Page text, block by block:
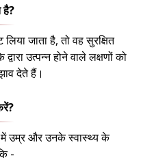
है?
जाता है, तो वह सुरक्षित
उत्पन्न होने वाले लक्षणों को
देते हैं।
में उम्र और उनके स्वास्थ्य के
-